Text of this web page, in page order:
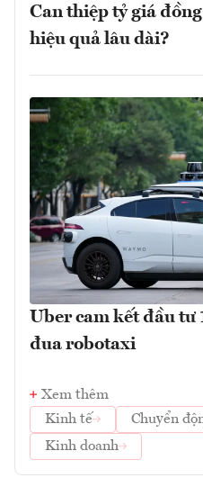
Can thiệp tỷ giá
hiệu quả lâu dài?
Uber cam kết đầu tư
đua robotaxi
Xem thêm
Kinh tế
Chuyển
Kinh doanh